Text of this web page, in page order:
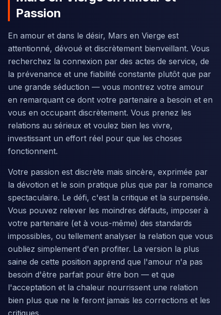
Passion
En amour et dans le désir, Mars en Vierge est
attentionné, dévoué et discrètement bienveillant. Vous
recherchez la connexion par des actes de service, de
la prévenance et une fiabilité constante plutôt que par
une grande séduction — vous montrez votre amour
en remarquant ce dont votre partenaire a besoin et en
vous en occupant discrètement. Vous prenez les
relations au sérieux et voulez bien les vivre,
investissant un effort réel pour que les choses
fonctionnent.
Votre passion est discrète mais sincère, exprimée par
la dévotion et le soin pratique plus que par la romance
spectaculaire. Le défi, c'est la critique et la surpensée.
Vous pouvez relever les moindres défauts, imposer à
votre partenaire (et à vous-même) des standards
impossibles, ou tellement analyser la relation que vous
oubliez simplement d'en profiter. La version la plus
saine de cette position apprend que l'amour n'a pas
besoin d'être parfait pour être bon — et que
l'acceptation et la chaleur nourrissent une relation
bien plus que ne le feront jamais les corrections et les
critiques.